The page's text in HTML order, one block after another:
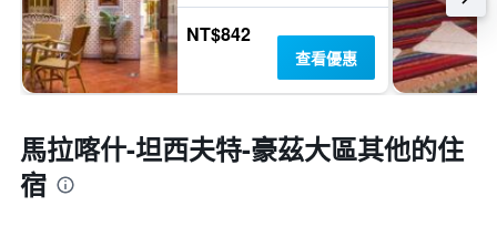
NT$842
查看優惠
馬拉喀什-坦西夫特-豪茲大區​其他的住
宿